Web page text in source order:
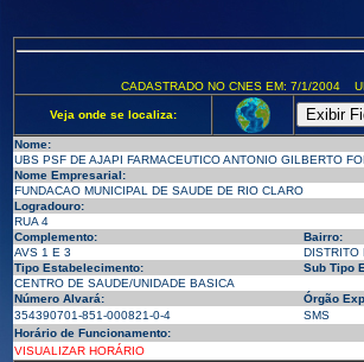
CADASTRADO NO CNES EM: 7/1/2004
Veja onde se localiza:
Nome:
UBS PSF DE AJAPI FARMACEUTICO ANTONIO GILBERTO
Nome Empresarial:
FUNDACAO MUNICIPAL DE SAUDE DE RIO CLARO
Logradouro:
RUA 4
Complemento:
Bairro:
AVS 1 E 3
DISTRITO
Tipo Estabelecimento:
Sub Tipo
CENTRO DE SAUDE/UNIDADE BASICA
Número Alvará:
Órgão
354390701-851-000821-0-4
SMS
Horário de Funcionamento:
VISUALIZAR HORÁRIO